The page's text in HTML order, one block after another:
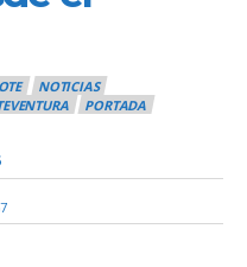
NOTICIAS
PORTADA